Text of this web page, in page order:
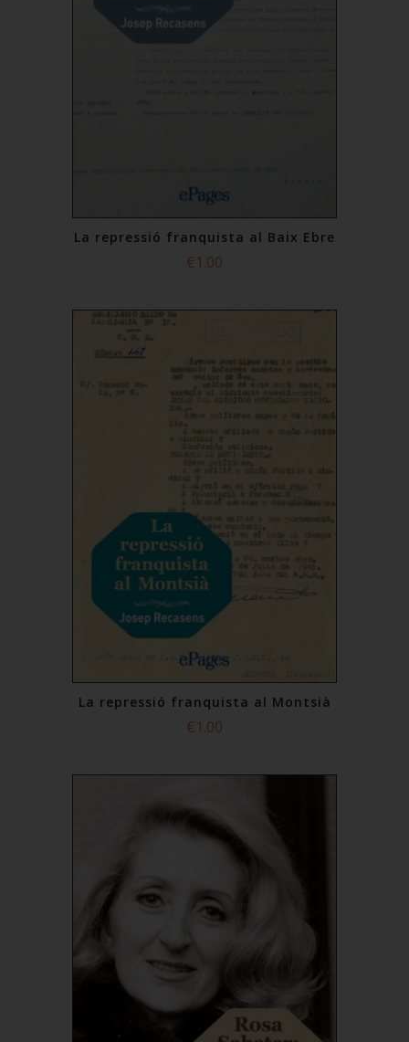
La repressió franquista al Baix Ebre
€1.00
La repressió franquista al Montsià
€1.00